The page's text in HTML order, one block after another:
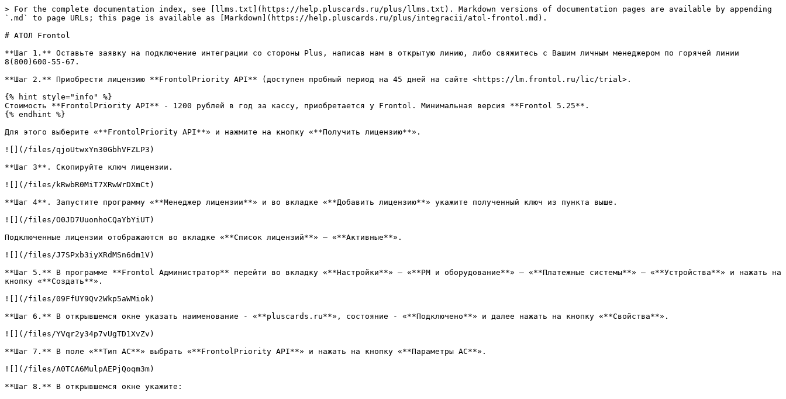
> For the complete documentation index, see [llms.txt](https://help.pluscards.ru/plus/llms.txt). Markdown versions of documentation pages are available by appending
`.md` to page URLs; this page is available as [Markdown](https://help.pluscards.ru/plus/integracii/atol-frontol.md).
# АТОЛ Frontol
**Шаг 1.** Оставьте заявку на подключение интеграции со стороны Plus, написав нам в открытую линию, либо свяжитесь с Вашим личным менеджером по горячей линии
8(800)600-55-67.
**Шаг 2.** Приобрести лицензию **FrontolPriority API** (доступен пробный период на 45 дней на сайте <https://lm.frontol.ru/lic/trial>.
{% hint style="info" %}
Стоимость **FrontolPriority API** - 1200 рублей в год за кассу, приобретается у Frontol. Минимальная версия **Frontol 5.25**.
{% endhint %}
Для этого выберите «**FrontolPriority API**» и нажмите на кнопку «**Получить лицензию**».
![](/files/qjoUtwxYn30GbhVFZLP3)
**Шаг 3**. Скопируйте ключ лицензии.
![](/files/kRwbR0MiT7XRwWrDXmCt)
**Шаг 4**. Запустите программу «**Менеджер лицензии**» и во вкладке «**Добавить лицензию**» укажите полученный ключ из пункта выше.
![](/files/O0JD7UuonhoCQaYbYiUT)
Подключенные лицензии отображаются во вкладке «**Список лицензий**» — «**Активные**».
![](/files/J7SPxb3iyXRdMSn6dm1V)
**Шаг 5.** В программе **Frontol Администратор** перейти во вкладку «**Настройки**» — «**РМ и оборудование**» — «**Платежные системы**» — «**Устройства**» и нажать на
кнопку «**Создать**».
![](/files/09FfUY9Qv2Wkp5aWMiok)
**Шаг 6.** В открывшемся окне указать наименование - «**pluscards.ru**», состояние - «**Подключено**» и далее нажать на кнопку «**Свойства**».
![](/files/YVqr2y34p7vUgTD1XvZv)
**Шаг 7.** В поле «**Тип АС**» выбрать «**FrontolPriority API**» и нажать на кнопку «**Параметры АС**».
![](/files/A0TCA6MulpAEPjQoqm3m)
**Шаг 8.** В открывшемся окне укажите: